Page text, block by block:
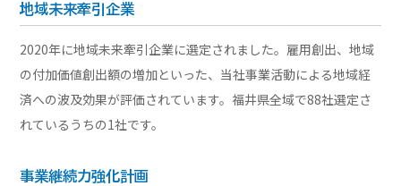
地域未来牽引企業
2020年に地域未来牽引企業に選定されました。雇用創出、地域
の付加価値創出額の増加といった、当社事業活動による地域経
済への波及効果が評価されています。福井県全域で88社選定さ
れているうちの1社です。
事業継続力強化計画